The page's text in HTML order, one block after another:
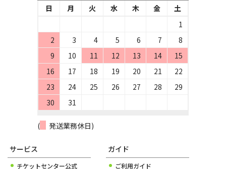
日
月 火 水 木 金
土
1
2
3 4 5 6 7
8
9
10 11 12 13 14
15
16
17 18 19 20 21
22
23
24 25 26 27 28
29
30
31
( 発送業務休日)
サービス
チケットセンター公式
ガイド
ご利用ガイド